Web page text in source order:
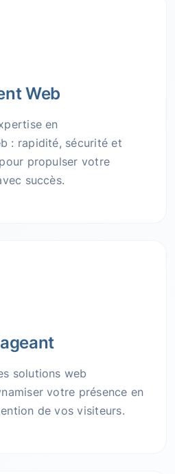
Web
en
: rapidité, sécurité et
propulser votre
succès.
solutions web
votre présence en
de vos visiteurs.